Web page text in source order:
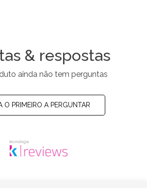
& respostas
ainda não tem perguntas
O PRIMEIRO A PERGUNTAR